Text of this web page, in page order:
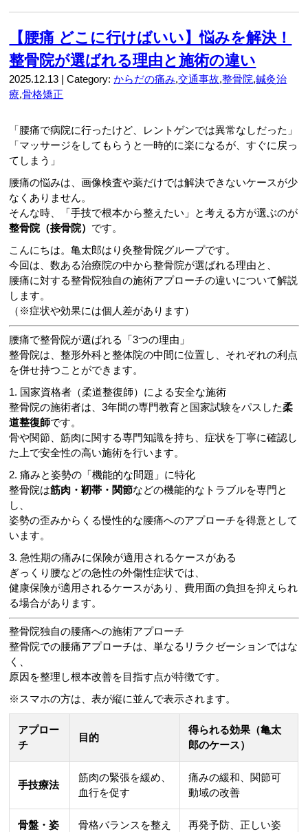
【腰痛 どこに行けばいい】悩みを解決！
整骨院が選ばれる理由と施術の違い
2025.12.13 | Category:からだの痛み,交通事故,整骨院,鍼灸治
療,骨格矯正
「腰痛で病院に行ったけど、レントゲンでは異常なしだった」
「マッサージをしてもらうと一時的に楽になるが、すぐに戻っ
てしまう」
腰痛の悩みは、画像検査や薬だけでは解決できないケースが少
なくありません。
そんな時、「手技で根本から整えたい」と考える方が選ぶのが
整骨院（接骨院） です。
こんにちは。亀太郎はり灸整骨院グループです。
今回は、数ある治療院の中から整骨院が選ばれる理由と、
腰痛に対する整骨院独自の施術アプローチの違いについて解説
します。
（※症状や効果には個人差があります）
腰痛で整骨院が選ばれる「3つの理由」
整骨院は、整形外科と整体院の中間に位置し、それぞれの利点
を併せ持つことができます。
1. 国家資格者（柔道整復師）による安全な施術
整骨院の施術者は、3年間の専門教育と国家試験をパスした柔
道整復師です。
骨や関節、筋肉に関する専門知識を持ち、症状を丁寧に確認し
た上で安全性の高い施術を行います。
2. 痛みと姿勢の「機能的な問題」に特化
整骨院は筋肉・靭帯・関節などの機能的なトラブルを専門と
し、
姿勢の歪みからくる慢性的な腰痛へのアプローチを得意として
います。
3. 急性期の痛みに保険が適用されるケースがある
ぎっくり腰などの急性の外傷性症状では、
健康保険が適用されるケースがあり、費用面の負担を抑えられ
る場合があります。
整骨院独自の腰痛への施術アプローチ
整骨院での腰痛アプローチは、単なるリラクゼーションではな
く、
原因を整理し根本改善を目指す点が特徴です。
※スマホの方は、表が縦に並んで表示されます。
アプロー
チ
目的
得られる効果（亀太
郎のケース）
手技療法
筋肉の緊張を緩め、
血行を促す
痛みの緩和、関節可
動域の改善
骨盤・姿
骨格バランスを整え
再発予防、正しい姿